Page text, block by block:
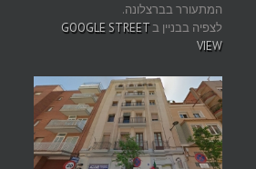
המתעורר בברצלונה.
לצפיה בבניין בGOOGLE STREET
VIEW